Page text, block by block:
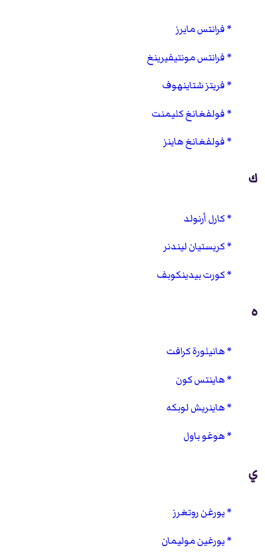
فرانتس مايرز
فرانتس مونتيفيرينغ
فريتز شتاينهوف
فولفغانغ كليمنت
فولفغانغ هاينز
ك
كارل أرنولد
كريستيان ليندنر
كورت بيدينكوبف
ه
هانيلورة كرافت
هاينتس كون
هاينريش لوبكه
هوغو باول
ي
يورغن روتغرز
يورغين موليمان